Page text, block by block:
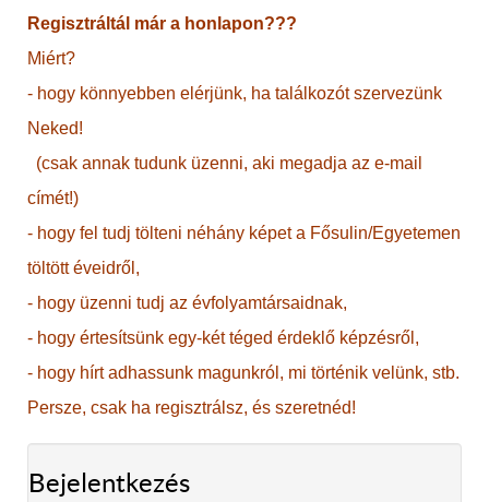
Regisztráltál már a honlapon???
Miért?
- hogy könnyebben elérjünk, ha találkozót szervezünk
Neked!
(csak annak tudunk üzenni, aki megadja az e-mail
címét!)
- hogy fel tudj tölteni néhány képet a Fősulin/Egyetemen
töltött éveidről,
- hogy üzenni tudj az évfolyamtársaidnak,
- hogy értesítsünk egy-két téged érdeklő képzésről,
- hogy hírt adhassunk magunkról, mi történik velünk, stb.
Persze, csak ha regisztrálsz, és szeretnéd!
Bejelentkezés